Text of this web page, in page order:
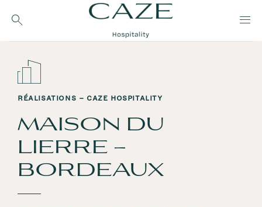
contenu
RÉALISATIONS – CAZE HOSPITALITY
MAISON DU
LIERRE –
BORDEAUX